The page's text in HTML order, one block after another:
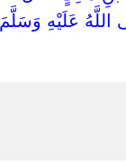
عَلَيْهِ وَسَلَّمَ